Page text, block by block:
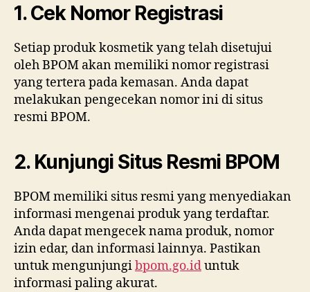
1. Cek Nomor Registrasi
Setiap produk kosmetik yang telah disetujui
oleh BPOM akan memiliki nomor registrasi
yang tertera pada kemasan. Anda dapat
melakukan pengecekan nomor ini di situs
resmi BPOM.
2. Kunjungi Situs Resmi BPOM
BPOM memiliki situs resmi yang menyediakan
informasi mengenai produk yang terdaftar.
Anda dapat mengecek nama produk, nomor
izin edar, dan informasi lainnya. Pastikan
untuk mengunjungibpom.go.iduntuk
informasi paling akurat.